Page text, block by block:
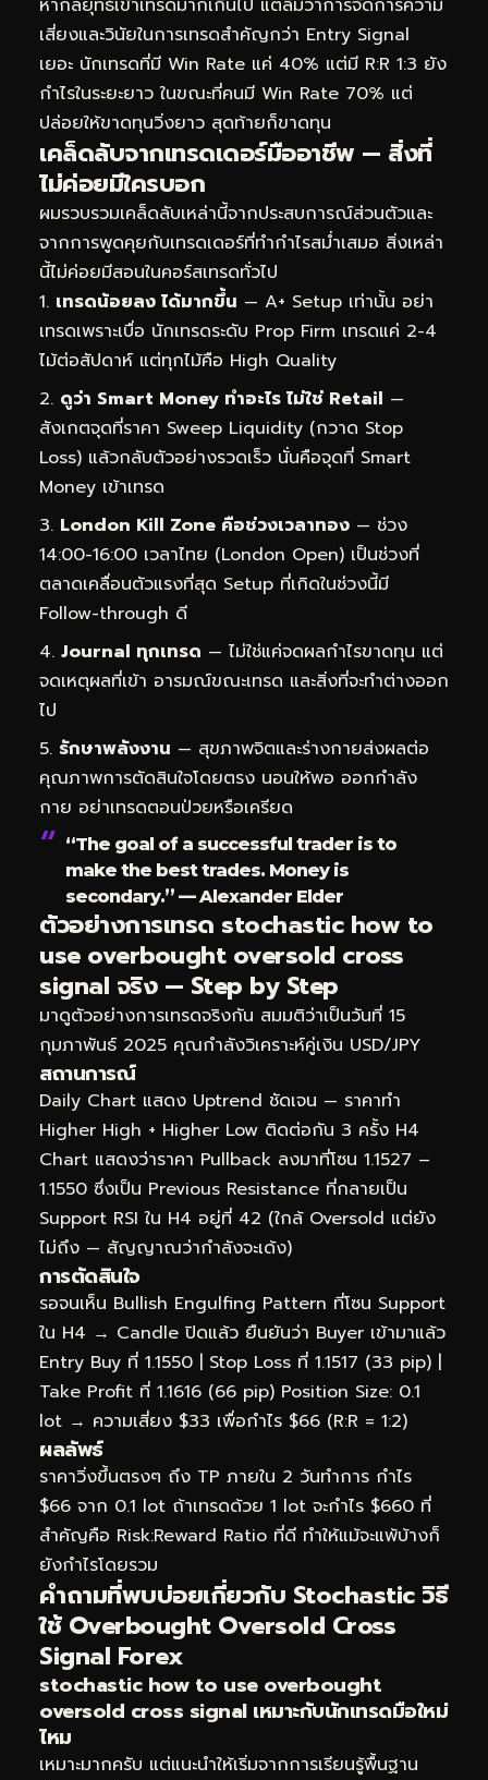
หากลยุทธ์เข้าเทรดมากเกินไป แต่ลืมว่าการจัดการความ
เสี่ยงและวินัยในการเทรดสำคัญกว่า Entry Signal
เยอะ นักเทรดที่มี Win Rate แค่ 40% แต่มี R:R 1:3 ยัง
กำไรในระยะยาว ในขณะที่คนมี Win Rate 70% แต่
ปล่อยให้ขาดทุนวิ่งยาว สุดท้ายก็ขาดทุน
เคล็ดลับจากเทรดเดอร์มืออาชีพ — สิ่งที่
ไม่ค่อยมีใครบอก
ผมรวบรวมเคล็ดลับเหล่านี้จากประสบการณ์ส่วนตัวและ
จากการพูดคุยกับเทรดเดอร์ที่ทำกำไรสม่ำเสมอ สิ่งเหล่า
นี้ไม่ค่อยมีสอนในคอร์สเทรดทั่วไป
เทรดน้อยลง ได้มากขึ้น — A+ Setup เท่านั้น อย่า
เทรดเพราะเบื่อ นักเทรดระดับ Prop Firm เทรดแค่ 2-4
ไม้ต่อสัปดาห์ แต่ทุกไม้คือ High Quality
ดูว่า Smart Money ทำอะไร ไม่ใช่ Retail —
สังเกตจุดที่ราคา Sweep Liquidity (กวาด Stop
Loss) แล้วกลับตัวอย่างรวดเร็ว นั่นคือจุดที่ Smart
Money เข้าเทรด
London Kill Zone คือช่วงเวลาทอง — ช่วง
14:00-16:00 เวลาไทย (London Open) เป็นช่วงที่
ตลาดเคลื่อนตัวแรงที่สุด Setup ที่เกิดในช่วงนี้มี
Follow-through ดี
Journal ทุกเทรด — ไม่ใช่แค่จดผลกำไรขาดทุน แต่
จดเหตุผลที่เข้า อารมณ์ขณะเทรด และสิ่งที่จะทำต่างออก
ไป
รักษาพลังงาน — สุขภาพจิตและร่างกายส่งผลต่อ
คุณภาพการตัดสินใจโดยตรง นอนให้พอ ออกกำลัง
กาย อย่าเทรดตอนป่วยหรือเครียด
“The goal of a successful trader is to
make the best trades. Money is
secondary.” — Alexander Elder
ตัวอย่างการเทรด stochastic how to
use overbought oversold cross
signal จริง — Step by Step
มาดูตัวอย่างการเทรดจริงกัน สมมติว่าเป็นวันที่ 15
กุมภาพันธ์ 2025 คุณกำลังวิเคราะห์คู่เงิน USD/JPY
สถานการณ์
Daily Chart แสดง Uptrend ชัดเจน — ราคาทำ
Higher High + Higher Low ติดต่อกัน 3 ครั้ง H4
Chart แสดงว่าราคา Pullback ลงมาที่โซน 1.1527 –
1.1550 ซึ่งเป็น Previous Resistance ที่กลายเป็น
Support RSI ใน H4 อยู่ที่ 42 (ใกล้ Oversold แต่ยัง
ไม่ถึง — สัญญาณว่ากำลังจะเด้ง)
การตัดสินใจ
รอจนเห็น Bullish Engulfing Pattern ที่โซน Support
ใน H4 → Candle ปิดแล้ว ยืนยันว่า Buyer เข้ามาแล้ว
Entry Buy ที่ 1.1550 | Stop Loss ที่ 1.1517 (33 pip) |
Take Profit ที่ 1.1616 (66 pip) Position Size: 0.1
lot → ความเสี่ยง $33 เพื่อกำไร $66 (R:R = 1:2)
ผลลัพธ์
ราคาวิ่งขึ้นตรงๆ ถึง TP ภายใน 2 วันทำการ กำไร
$66 จาก 0.1 lot ถ้าเทรดด้วย 1 lot จะกำไร $660 ที่
สำคัญคือ Risk:Reward Ratio ที่ดี ทำให้แม้จะแพ้บ้างก็
ยังกำไรโดยรวม
คำถามที่พบบ่อยเกี่ยวกับ Stochastic วิธี
ใช้ Overbought Oversold Cross
Signal Forex
stochastic how to use overbought
oversold cross signal เหมาะกับนักเทรดมือใหม่
ไหม
เหมาะมากครับ แต่แนะนำให้เริ่มจากการเรียนรู้พื้นฐาน